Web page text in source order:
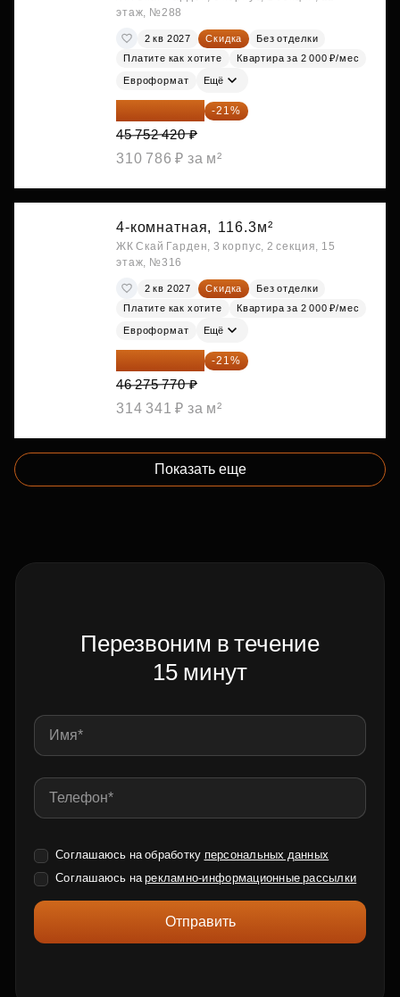
этаж, №288
2 кв 2027 Скидка
Без отделки
Платите как хотите
Квартира за 2 000 ₽/мес
Евроформат Ещё
36 144 412 ₽ -21%
45 752 420 ₽
310 786 ₽ за м²
4-комнатная, 116.3м²
ЖК Скай Гарден, 3 корпус, 2 секция, 15
этаж, №316
2 кв 2027 Скидка
Без отделки
Платите как хотите
Квартира за 2 000 ₽/мес
Евроформат Ещё
36 557 858 ₽ -21%
46 275 770 ₽
314 341 ₽ за м²
Показать еще
Перезвоним в течение
15 минут
Соглашаюсь на обработку персональных данных
Соглашаюсь нарекламно-информационные рассылки
Отправить